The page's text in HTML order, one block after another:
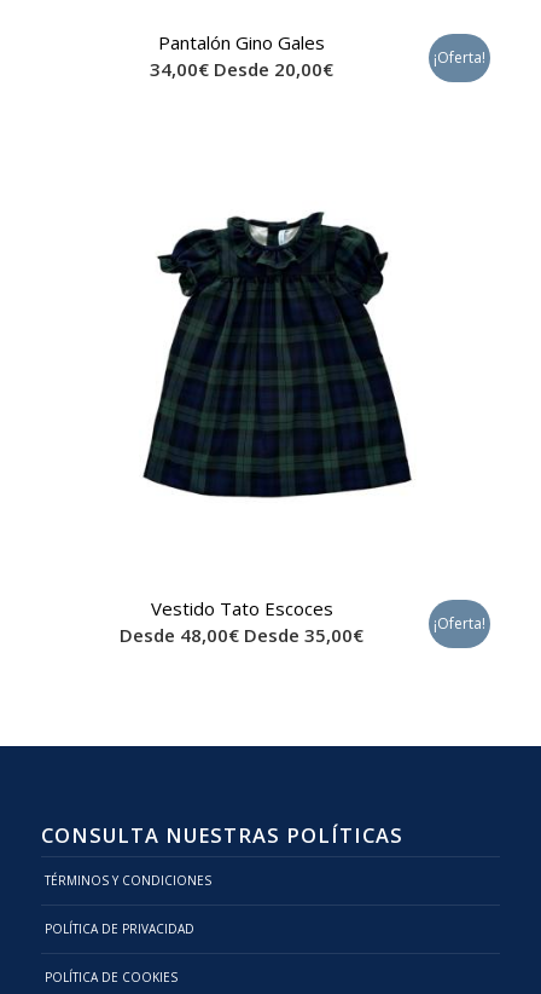
Pantalón Gino Gales
34,00€ Desde 20,00€ ¡Oferta!
Vestido Tato Escoces
Desde 48,00€ Desde35,00€ ¡Oferta!
CONSULTA NUESTRAS POLÍTICAS
TÉRMINOS Y CONDICIONES
POLÍTICA DE PRIVACIDAD
POLÍTICA DE COOKIES